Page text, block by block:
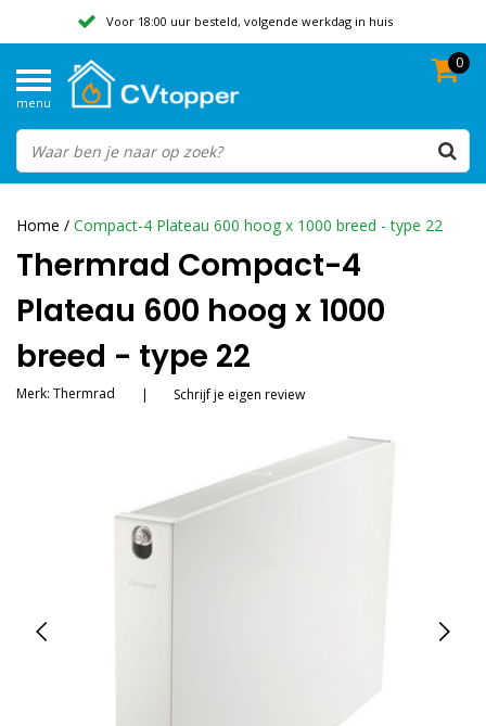
Voor 18:00 uur besteld, volgende werkdag in huis
Beoordeeld met een 9,8
menu
0
Home / Compact-4 Plateau 600 hoog x 1000 breed - type 22
Thermrad Compact-4
Plateau 600 hoog x 1000
breed - type 22
Merk: Thermrad | Schrijf je eigen review